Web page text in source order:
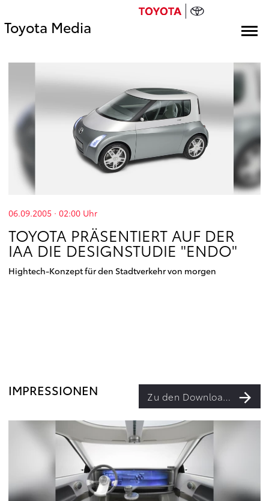
Toyota Media
06.09.2005 · 02:00 Uhr
TOYOTA PRÄSENTIERT AUF DER
IAA DIE DESIGNSTUDIE "ENDO"
Hightech-Konzept für den Stadtverkehr von morgen
IMPRESSIONEN Zu den Downloads